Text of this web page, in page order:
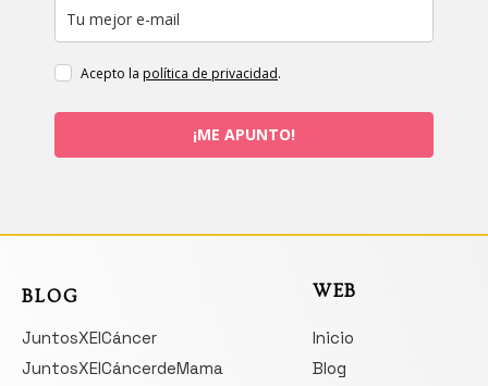
Acepto la política de privacidad.
¡ME APUNTO!
BLOG
JuntosXElCáncer
JuntosXElCáncerdeMama
WEB
Inicio
Blog